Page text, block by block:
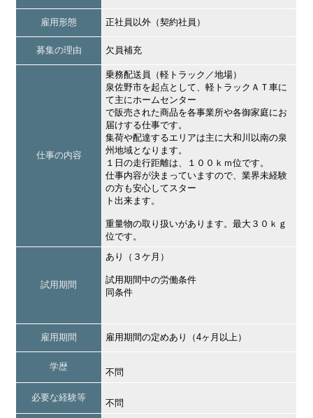
雇用形態 正社員以外（契約社員）
募集の理由 欠員補充
仕事の内容
乗務配送員（軽トラック／地場）
泉佐野市を起点として、軽トラックＡＴ車に
て主にホームセンター
で販売された商品を各事業所や各御家庭にお
届けする仕事です。
集荷や配達するエリアは主に大和川以南の泉
州地域となります。
１日の走行距離は、１００ｋｍ位です。
仕事内容が決まっていますので、業界未経験
の方も安心してスター
ト出来ます。
重量物の取り扱いがあります。最大３０ｋｇ
位です。
試用期間
あり（３ケ月）
試用期間中の労働条件
同条件
雇用期間 雇用期間の定めあり（4ヶ月以上）
学歴
不問
必要な経験等
不問